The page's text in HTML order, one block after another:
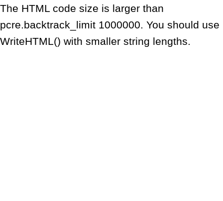
The HTML code size is larger than
pcre.backtrack_limit 1000000. You should use
WriteHTML() with smaller string lengths.